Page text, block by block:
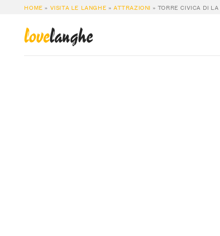
HOME » VISITA LE LANGHE » ATTRAZIONI » TORRE CIVICA DI
lovelanghe